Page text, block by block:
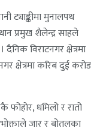
ट्याङ्कीमा मुनालपथ
प्रमुख शैलेन्द्र साहले
विराटनगर क्षेत्रमा
क्षेत्रमा करिब दुई करोड
फोहाेर, धमिलो र रातो
जार र बोतलका